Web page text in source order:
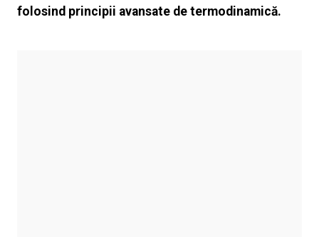
folosind principii avansate de termodinamică.